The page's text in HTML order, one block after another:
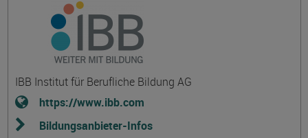
IBB Institut für Berufliche Bildung AG
https://www.ibb.com
Bildungsanbieter-Infos